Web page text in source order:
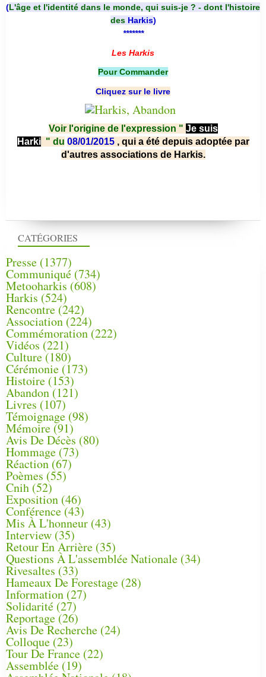
CATÉGORIES
Presse (1377)
Communiqué (734)
Metooharkis (608)
Harkis (524)
Rencontre (242)
Association (224)
Commémoration(222)
Vidéos (221)
Culture(180)
Cérémonie (173)
Histoire (153)
Abandon(121)
Livres (107)
Témoignage (98)
Mémoire (91)
Avis De Décès (80)
Hommage (73)
Réaction(67)
Poèmes (55)
Cnih (52)
Exposition (46)
Conférence(43)
Mis À L'honneur (43)
Interview (35)
Retour En Arrière (35)
Questions À L'assemblée Nationale (34)
Rivesaltes (33)
Hameaux De Forestage (28)
Information (27)
Solidarité (27)
Reportage(26)
Avis De Recherche (24)
Colloque (23)
Tour De France (22)
Assemblée (19)
(L'âge et l'identité dans le monde, qui suis-je ? - dont l'histoire
des Harkis)
*******
Les Harkis
Pour Commander
Cliquez sur le livre
Voir l'origine de l'expression " Je suis
Harki " du 08/01/2015 , qui a été depuis adoptée par
d'autres associations de Harkis.